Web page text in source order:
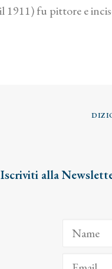
1911) fu pittore e
Iscriviti alla